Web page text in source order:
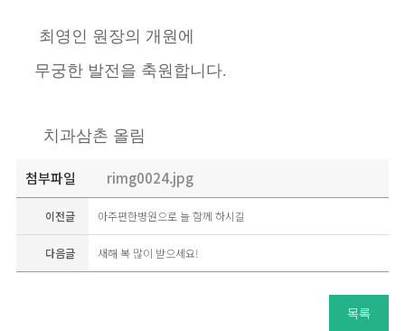
최영인 원장의 개원에
무궁한 발전을 축원합니다.
치과삼촌 올림
첨부파일 rimg0024.jpg
이전글 아주편한병원으로 늘 함께 하시길
다음글 새해 복 많이 받으세요!
목록